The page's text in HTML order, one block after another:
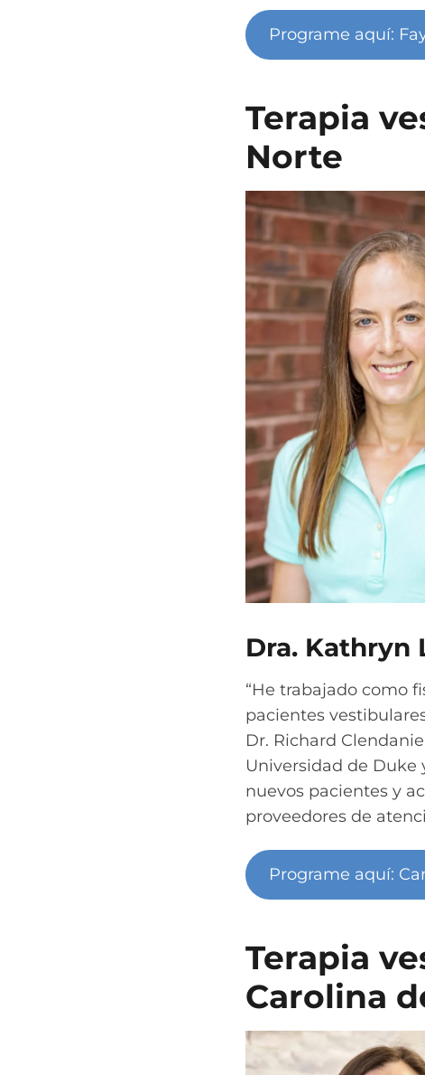
Programe aquí:
Terapia
Norte
Dra. Kathryn
“He trabajado como
pacientes
Dr. Richard
Universidad de Duke
nuevos pacientes y
proveedores de
Programe aquí:
Terapia
Carolina